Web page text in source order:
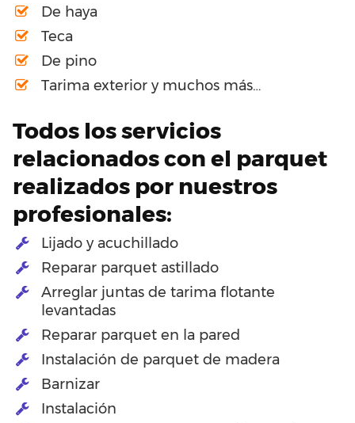
De haya
Teca
De pino
Tarima exterior y muchos más…
Todos los servicios
relacionados con el parquet
realizados por nuestros
profesionales:
Lijado y acuchillado
Reparar parquet astillado
Arreglar juntas de tarima flotante
levantadas
Reparar parquet en la pared
Instalación de parquet de madera
Barnizar
Instalación